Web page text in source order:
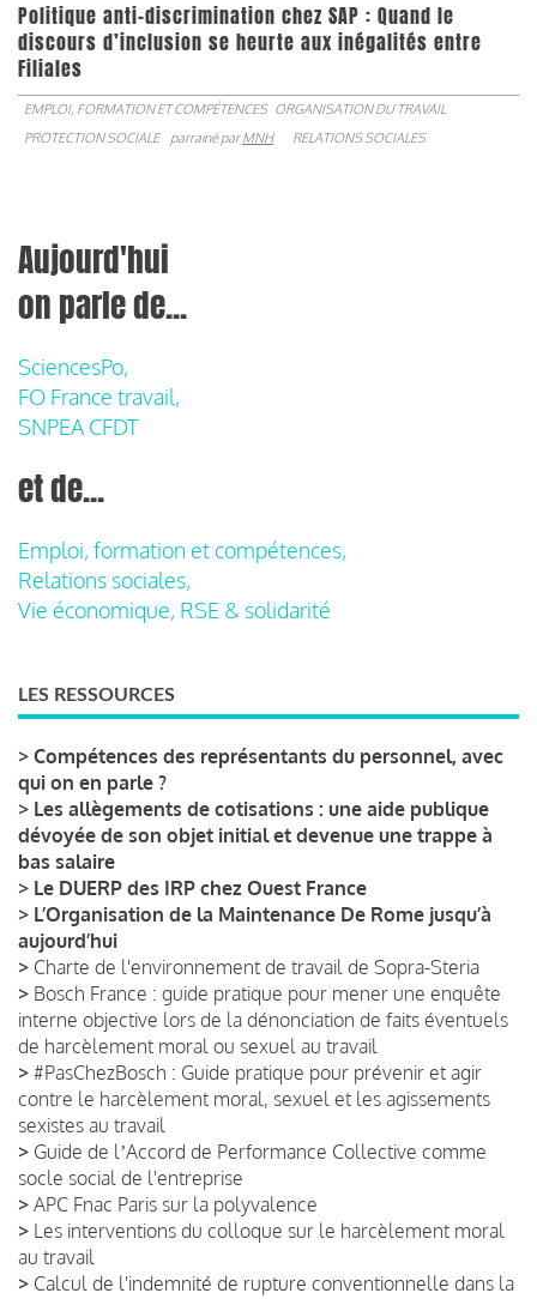
Politique anti-discrimination chez SAP : Quand le
discours d’inclusion se heurte aux inégalités entre
Filiales
EMPLOI, FORMATION ET COMPÉTENCES ORGANISATION DU TRAVAIL
PROTECTION SOCIALE
parrainé parMNH RELATIONS SOCIALES
Aujourd'hui
on parle de...
SciencesPo,
FO France travail,
SNPEA CFDT
et de...
Emploi, formation et compétences,
Relations sociales,
Vie économique, RSE & solidarité
LES RESSOURCES
> Compétences des représentants du personnel, avec
qui on en parle ?
> Les allègements de cotisations : une aide publique
dévoyée de son objet initial et devenue une trappe à
bas salaire
> Le DUERP des IRP chez Ouest France
> L’Organisation de la Maintenance De Rome jusqu’à
aujourd’hui
> Charte de l'environnement de travail de Sopra-Steria
> Bosch France : guide pratique pour mener une enquête
interne objective lors de la dénonciation de faits éventuels
de harcèlement moral ou sexuel au travail
> #PasChezBosch : Guide pratique pour prévenir et agir
contre le harcèlement moral, sexuel et les agissements
sexistes au travail
> Guide de lʼAccord de Performance Collective comme
socle social de l'entreprise
> APC Fnac Paris sur la polyvalence
> Les interventions du colloque sur le harcèlement moral
au travail
> Calcul de l'indemnité de rupture conventionnelle dans la